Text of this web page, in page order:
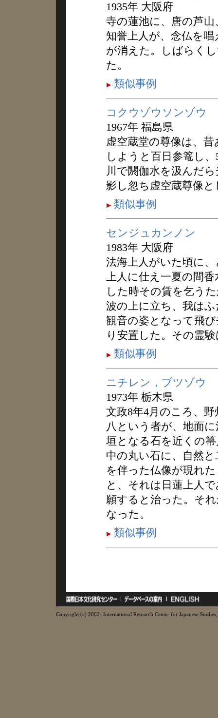
1935年 大阪府
寺の蓮池に、唐の芦
知誉上人が、念仏を
が消えた。しばらく
た。
類似事例
コクウゾウソンゾウ
1967年 福島県
虚空蔵堂の尊像は、
しようと百日参篭し
川で閼伽水を汲んだ
影し忽ち虚空蔵尊像
類似事例
センジュカンノン
1983年 大阪府
法海上人がいた頃に
上人に仕え一夏の間
した時その賃を乞う
波の上に立ち、我は
観音の姿となって飛
り安置した。その霊
類似事例
ニチレン，ブツゾウ
1973年 栃木県
文政8年4月のころ、
八という者が、地面
垣となる石を近くの
中の丸い石に、自然
を伴った仏像が現れ
と、それは日蓮上人
願すると治った。そ
なった。
類似事例
Copyright (c) 2002- International Research Center for Japanese